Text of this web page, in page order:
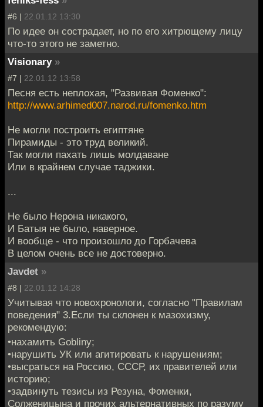
#6 | 22.01.12 13:30
По идее он сострадает, но по его хитрющему лицу
что-то этого не заметно.
Visionary »
#7 | 22.01.12 13:58
Песня есть неплохая, "Развивая Фоменко":
http://www.arhimed007.narod.ru/fomenko.htm
Не могли построить египтяне
Пирамиды - это труд великий.
Так могли пахать лишь молдаване
Или в крайнем случае таджики.
...
Не было Нерона никакого,
И Батыя не было, наверное.
И вообще - что произошло до Горбачева
В целом очень все не достоверно.
Javdet »
#8 | 22.01.12 14:28
Учитывая что новохронологи, согласно "Правилам
поведения" 3.Если ты склонен к мазохизму,
рекомендую:
•нахамить Gobliny;
•нарушить УК или агитировать к нарушениям;
•высраться на Россию, СССР, их правителей или
историю;
•задвинуть тезисы из Резуна, Фоменки,
Солженицына и прочих альтернативных по разуму